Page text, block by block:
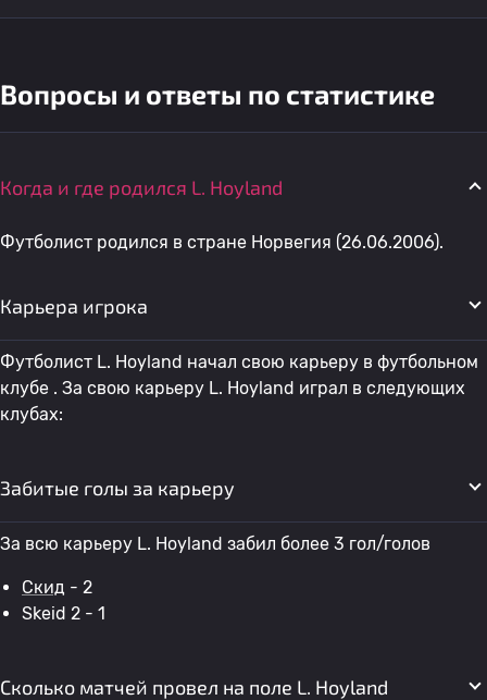
Вопросы и ответы по статистике
Когда и где родился L. Hoyland
Футболист родился в стране Норвегия (26.06.2006).
Карьера игрока
Футболист L. Hoyland начал свою карьеру в футбольном
клубе . За свою карьеру L. Hoyland играл в следующих
клубах:
Забитые голы за карьеру
За всю карьеру L. Hoyland забил более 3 гол/голов
Скид - 2
Skeid 2 - 1
Сколько матчей провел на поле L. Hoyland